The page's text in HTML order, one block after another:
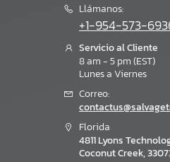
Llámanos:
+1-954-573-
Servicio al Cliente
8 am - 5 pm (EST)
Lunes a Viernes
Correo:
Florida
4811 Lyons
Coconut Creek,